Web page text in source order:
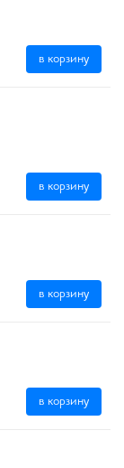
в корзину
в корзину
в корзину
в корзину